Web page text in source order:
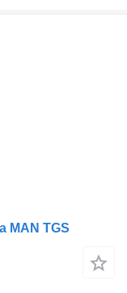
MAN TGS